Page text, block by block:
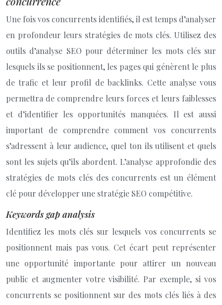
Une fois vos concurrents identifiés, il est temps d’analyser
en profondeur leurs stratégies de mots clés. Utilisez des
outils d’analyse SEO pour déterminer les mots clés sur
lesquels ils se positionnent, les pages qui génèrent le plus
de trafic et leur profil de backlinks. Cette analyse vous
permettra de comprendre leurs forces et leurs faiblesses
et d’identifier les opportunités manquées. Il est aussi
important de comprendre comment vos concurrents
s’adressent à leur audience, quel ton ils utilisent et quels
sont les sujets qu’ils abordent. L’analyse approfondie des
stratégies de mots clés des concurrents est un élément
clé pour développer une stratégie SEO compétitive.
Keywords gap analysis
Identifiez les mots clés sur lesquels vos concurrents se
positionnent mais pas vous. Cet écart peut représenter
une opportunité importante pour attirer un nouveau
public et augmenter votre visibilité. Par exemple, si vos
concurrents se positionnent sur des mots clés liés à des